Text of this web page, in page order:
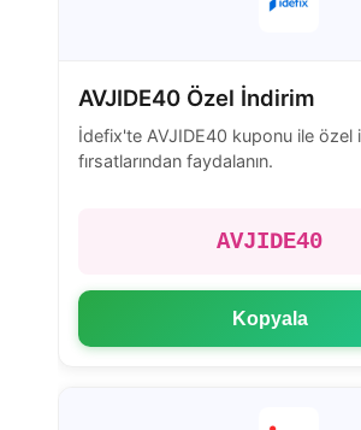
AVJIDE40 Özel İndirim
İdefix'te AVJIDE40 kuponu ile özel
fırsatlarından faydalanın.
AVJIDE40
Kopyala